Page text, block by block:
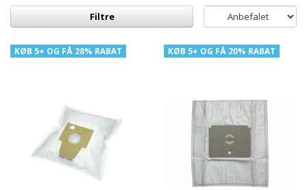
Filtre
KØB 5+ OG FÅ 28% RABAT KØB 5+ OG FÅ 20% RABAT